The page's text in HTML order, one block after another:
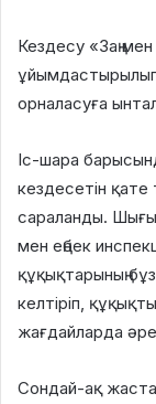
Кездесу «Заң
орналасуға
Іс-шара
кездесетін қате
сараланды.
мен еңбек
құқықтарының
келтіріп,
жағдайларда
Сондай-ақ